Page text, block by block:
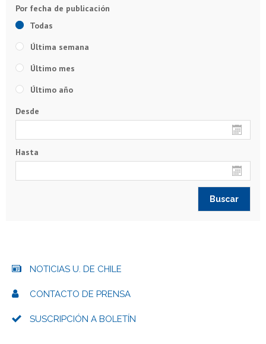
Todas
Última semana
Último mes
Último año
Desde
Hasta
NOTICIAS U. DE CHILE
CONTACTO DE PRENSA
SUSCRIPCIÓN A BOLETÍN